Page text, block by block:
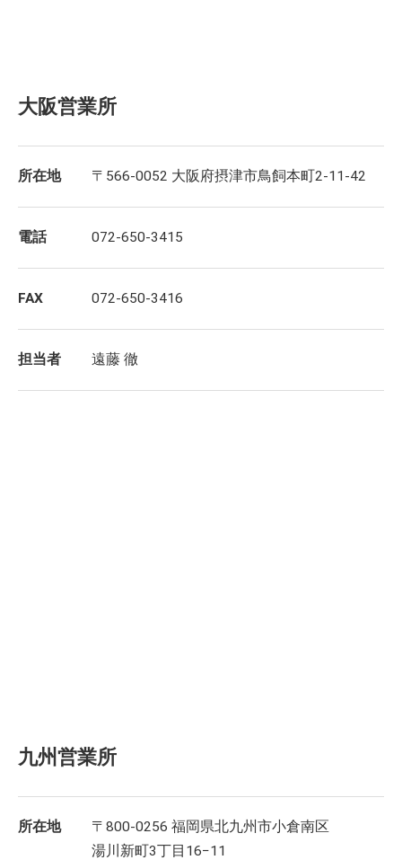
大阪営業所
所在地 〒566-0052 大阪府摂津市鳥飼本町2-11-42
電話 072-650-3415
FAX 072-650-3416
担当者 遠藤 徹
九州営業所
所在地
〒800-0256 福岡県北九州市小倉南区
湯川新町3丁目16−11